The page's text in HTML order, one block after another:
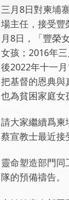
三月8日對柬埔
場主任，接受豐
月8日，「豐榮
女孩；2016年
後2022年十一
把基督的恩典與
也為貧困家庭女
請大家繼續爲柬
蔡宣教士最近接
靈命塑造部門
隊的預備禱告。